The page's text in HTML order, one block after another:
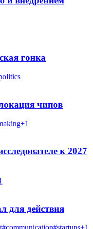
гонка
чипов
+1
к 2027
для действия